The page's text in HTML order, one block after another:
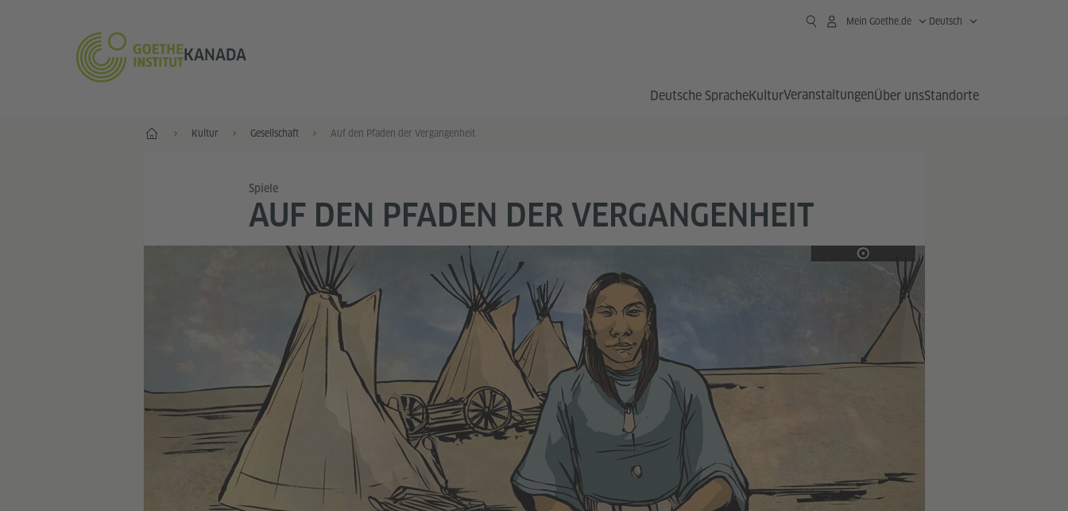
KANADA
Mein Goethe.de Deutsch
Deutsche SpracheKulturVeranstaltungenÜber unsStandorte
Start Kultur Gesellschaft Auf den Pfaden der Vergangenheit
Spiele
AUF DEN PFADEN DER VERGANGENHEIT